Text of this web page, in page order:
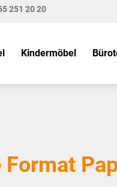
251 20 20
Kindermöbel
Format